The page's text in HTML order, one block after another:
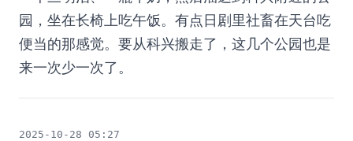
园，坐在长椅上吃午饭。有点日剧里社畜在天台吃
便当的那感觉。要从科兴搬走了，这几个公园也是
来一次少一次了。 ​​​
2025-10-28 05:27